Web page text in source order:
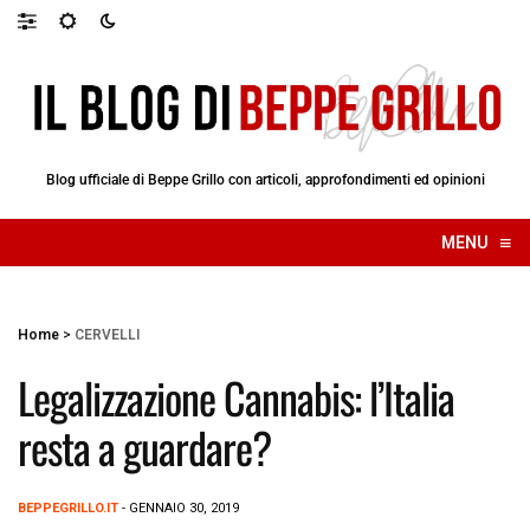
Blog ufficiale di Beppe Grillo con articoli, approfondimenti ed opinioni
MENU ≡
☰
Home > CERVELLI
Legalizzazione Cannabis: l’Italia
resta a guardare?
BEPPEGRILLO.IT - GENNAIO 30, 2019